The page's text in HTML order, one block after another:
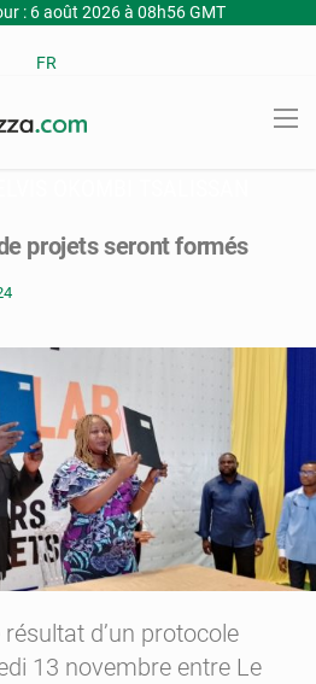
: 6 août 2026 à 08h56 GMT
FR
projets seront formés
d’un protocole
13 novembre entre Le